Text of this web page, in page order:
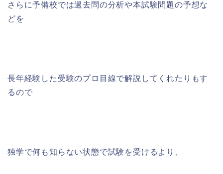
さらに予備校では過去問の分析や本試験問題の予想な
どを
長年経験した受験のプロ目線で解説してくれたりもす
るので
独学で何も知らない状態で試験を受けるより、